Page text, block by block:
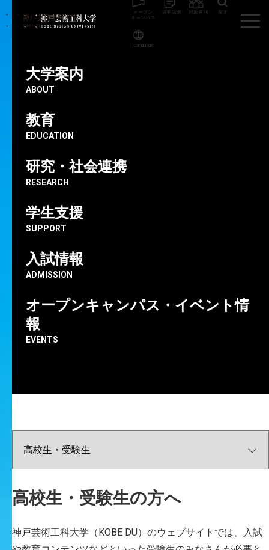
大学案内
ABOUT
教育
EDUCATION
研究・社会連携
RESEARCH
学生支援
SUPPORT
入試情報
ADMISSION
オープンキャンパス・イベント情
報
EVENTS
高校生・受験生の方へ
神戸芸術工科大学（KOBE DU）のウェブサイトでは、入試
オープン
キャンパス
資料請求 対象者別 探す
Language
神戸芸術工科大学
卒業生向け
地域の方向け 企業の方向け
ビジュアルデザイン学科
生産・工芸デザイン学科
建築・環境デザイン学科